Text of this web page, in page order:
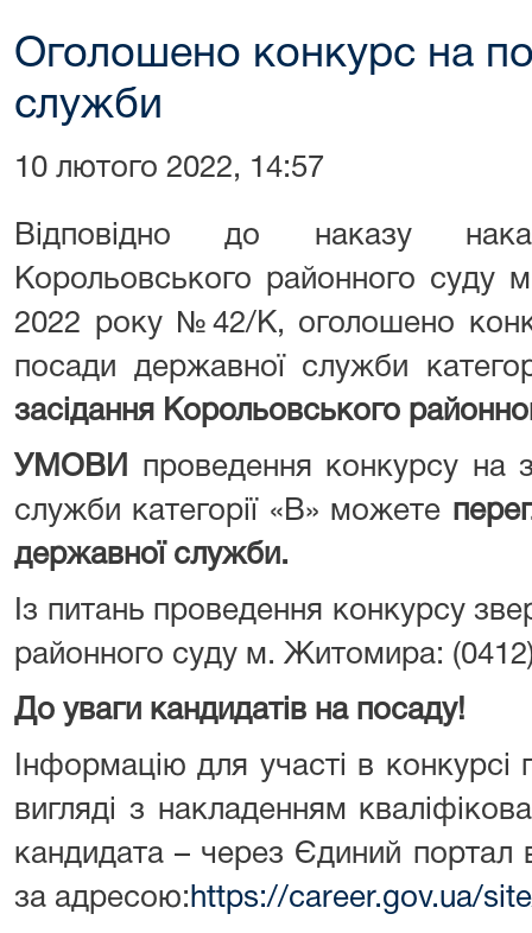
Оголошено конкурс на
служби
10 лютого 2022, 14:57
Відповідно до наказу
Корольовського районного суду
2022 року №42/К, оголошено
посади державної служби
засідання Корольовського
УМОВИ
проведення конкурсу на
служби категорії «В» можете
державної служби.
Із питань проведення конкурсу
районного суду м. Житомира:
До уваги кандидатів на посаду!
Інформацію для участі в
вигляді з накладенням
кандидата – через Єдиний портал
за адресою: https://career.gov.ua/